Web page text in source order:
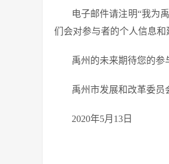
电子邮件请注明“我为
们会对参与者的个人信息和
禹州的未来期待您的参
禹州市发展和改革委员
2020年5月13日